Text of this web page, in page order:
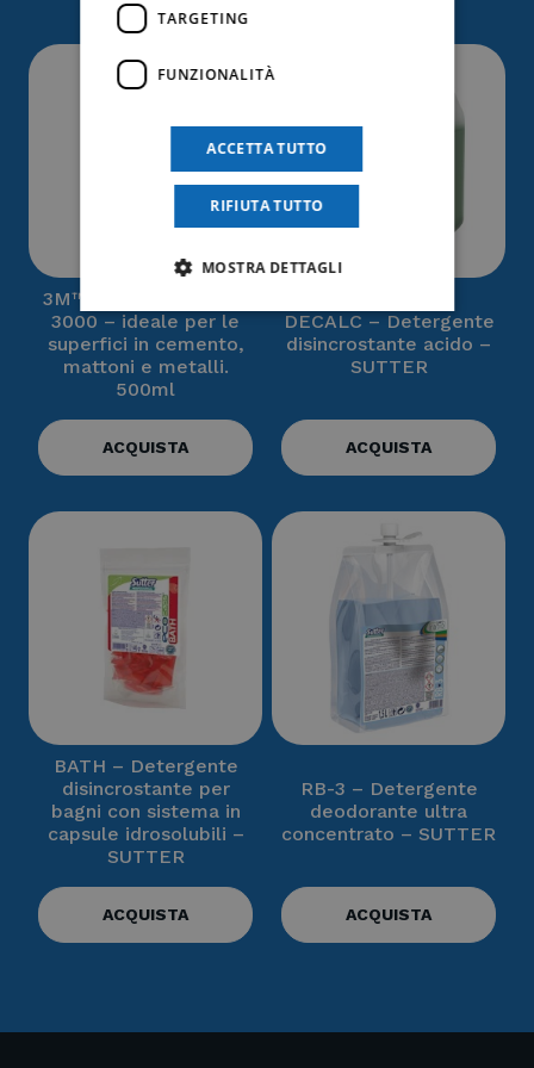
3M™ Graffiti Remover
3000 – ideale per le
superfici in cemento,
mattoni e metalli.
500ml
ACQUISTA
DECALC – Detergente
disincrostante acido –
SUTTER
ACQUISTA
BATH – Detergente
disincrostante per
bagni con sistema in
capsule idrosolubili –
SUTTER
ACQUISTA
RB-3 – Detergente
deodorante ultra
concentrato – SUTTER
ACQUISTA
TARGETING
FUNZIONALITÀ
ACCETTA TUTTO
RIFIUTA TUTTO
MOSTRA DETTAGLI